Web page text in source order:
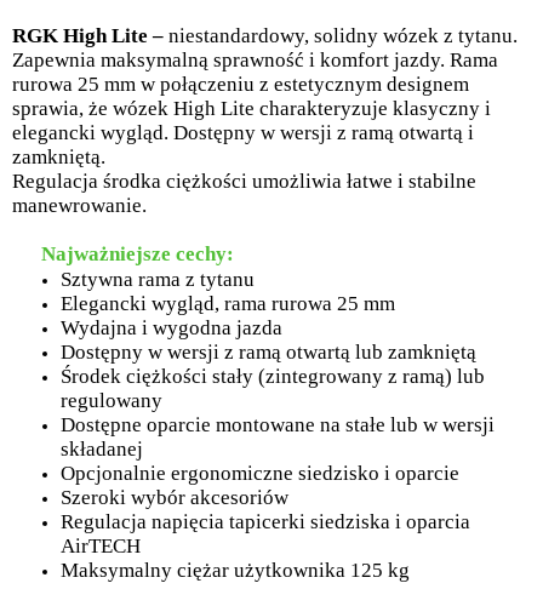
RGK High Lite – niestandardowy, solidny wózek z tytanu.
Zapewnia maksymalną sprawność i komfort jazdy. Rama
rurowa 25 mm w połączeniu z estetycznym designem
sprawia, że wózek High Lite charakteryzuje klasyczny i
elegancki wygląd. Dostępny w wersji z ramą otwartą i
zamkniętą.
Regulacja środka ciężkości umożliwia łatwe i stabilne
manewrowanie.
Najważniejsze cechy:
Sztywna rama z tytanu
Elegancki wygląd, rama rurowa 25 mm
Wydajna i wygodna jazda
Dostępny w wersji z ramą otwartą lub zamkniętą
Środek ciężkości stały (zintegrowany z ramą) lub
regulowany
Dostępne oparcie montowane na stałe lub w wersji
składanej
Opcjonalnie ergonomiczne siedzisko i oparcie
Szeroki wybór akcesoriów
Regulacja napięcia tapicerki siedziska i oparcia
AirTECH
Maksymalny ciężar użytkownika 125 kg